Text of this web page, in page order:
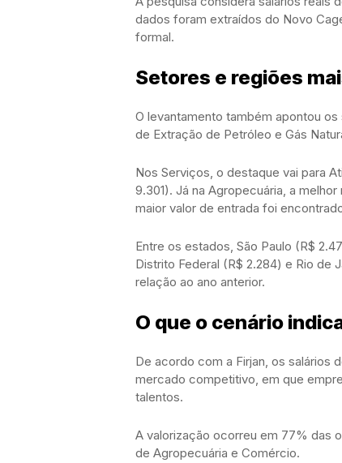
dados foram extraídos do Novo
formal.
Setores e regiões
O levantamento também apontou
de Extração de Petróleo e Gás
Nos Serviços, o destaque vai para
9.301). Já na Agropecuária, a
maior valor de entrada foi
Entre os estados, São Paulo (R$
Distrito Federal (R$ 2.284) e Rio de
relação ao ano anterior.
O que o cenário
De acordo com a Firjan, os salários
mercado competitivo, em que
talentos.
A valorização ocorreu em 77% das
de Agropecuária e Comércio.